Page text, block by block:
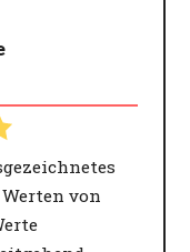
von